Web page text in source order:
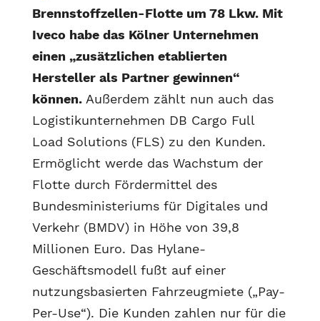
Brennstoffzellen-Flotte um 78 Lkw. Mit
Iveco habe das Kölner Unternehmen
einen „zusätzlichen etablierten
Hersteller als Partner gewinnen“
können.Außerdem zählt nun auch das
Logistikunternehmen DB Cargo Full
Load Solutions (FLS) zu den Kunden.
Ermöglicht werde das Wachstum der
Flotte durch Fördermittel des
Bundesministeriums für Digitales und
Verkehr (BMDV) in Höhe von 39,8
Millionen Euro. Das Hylane-
Geschäftsmodell fußt auf einer
nutzungsbasierten Fahrzeugmiete („Pay-
Per-Use“). Die Kunden zahlen nur für die